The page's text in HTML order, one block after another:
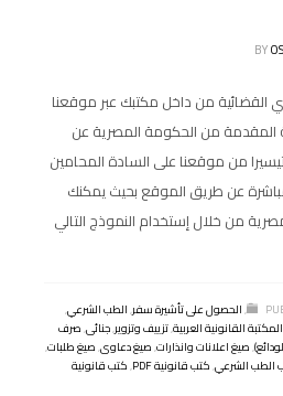
BY
القضائية من داخل مكتبك عبر موقعنا
من الحكومة المصرية عن
من موقعنا على السادة المحامين
عن طريق الموقع بحيث يمكنك
من خلال إستخدام النموذج التالي
,الحصول على تأشيرة سفر,الطب الشرعي,
المكتبة القانونية العربية,تزييف وتزوير,جنائى,صرف
,صيغ اعلانات وانذارات,صيغ دعاوى,صيغ طلبات,
الطب الشرعي,كتب قانونية PDF ,كتب قانونية